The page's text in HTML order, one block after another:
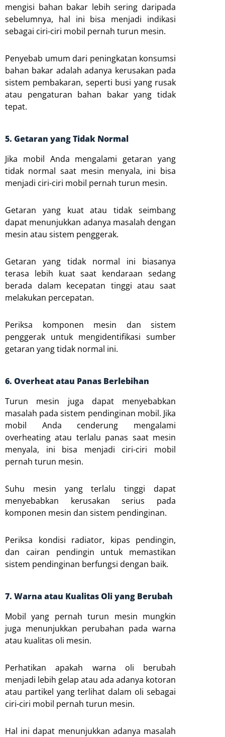
mengisi bahan bakar lebih sering daripada
sebelumnya, hal ini bisa menjadi indikasi
sebagai ciri-ciri mobil pernah turun mesin.
Penyebab umum dari peningkatan konsumsi
bahan bakar adalah adanya kerusakan pada
sistem pembakaran, seperti busi yang rusak
atau pengaturan bahan bakar yang tidak
tepat.
5. Getaran yang Tidak Normal
Jika mobil Anda mengalami getaran yang
tidak normal saat mesin menyala, ini bisa
menjadi ciri-ciri mobil pernah turun mesin.
Getaran yang kuat atau tidak seimbang
dapat menunjukkan adanya masalah dengan
mesin atau sistem penggerak.
Getaran yang tidak normal ini biasanya
terasa lebih kuat saat kendaraan sedang
berada dalam kecepatan tinggi atau saat
melakukan percepatan.
Periksa komponen mesin dan sistem
penggerak untuk mengidentifikasi sumber
getaran yang tidak normal ini.
6. Overheat atau Panas Berlebihan
Turun mesin juga dapat menyebabkan
masalah pada sistem pendinginan mobil. Jika
mobil Anda cenderung mengalami
overheating atau terlalu panas saat mesin
menyala, ini bisa menjadi ciri-ciri mobil
pernah turun mesin.
Suhu mesin yang terlalu tinggi dapat
menyebabkan kerusakan serius pada
komponen mesin dan sistem pendinginan.
Periksa kondisi radiator, kipas pendingin,
dan cairan pendingin untuk memastikan
sistem pendinginan berfungsi dengan baik.
7. Warna atau Kualitas Oli yang Berubah
Mobil yang pernah turun mesin mungkin
juga menunjukkan perubahan pada warna
atau kualitas oli mesin.
Perhatikan apakah warna oli berubah
menjadi lebih gelap atau ada adanya kotoran
atau partikel yang terlihat dalam oli sebagai
ciri-ciri mobil pernah turun mesin.
Hal ini dapat menunjukkan adanya masalah